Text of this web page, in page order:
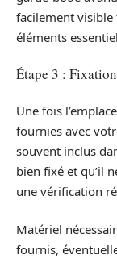
facilement visible
éléments
Étape 3 :
Une fois
fournies avec
souvent inclus
bien fixé et qu’il
une vérification
Matériel
fournis,